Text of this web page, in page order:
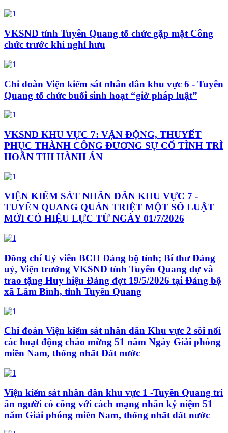
VKSND tỉnh Tuyên Quang tổ chức gặp mặt Công
chức trước khi nghỉ hưu
Chi đoàn Viện kiểm sát nhân dân khu vực 6 - Tuyên
Quang tổ chức buổi sinh hoạt “giờ pháp luật”
VKSND KHU VỰC 7: VẬN ĐỘNG, THUYẾT
PHỤC THÀNH CÔNG ĐƯƠNG SỰ CỐ TÌNH TRÌ
HOÃN THI HÀNH ÁN
VIỆN KIỂM SÁT NHÂN DÂN KHU VỰC 7 -
TUYÊN QUANG QUÁN TRIỆT MỘT SỐ LUẬT
MỚI CÓ HIỆU LỰC TỪ NGÀY 01/7/2026
Đồng chí Uỷ viên BCH Đảng bộ tỉnh; Bí thư Đảng
uỷ, Viện trưởng VKSND tỉnh Tuyên Quang dự và
trao tặng Huy hiệu Đảng đợt 19/5/2026 tại Đảng bộ
xã Lâm Bình, tỉnh Tuyên Quang
Chi đoàn Viện kiểm sát nhân dân Khu vực 2 sôi nổi
các hoạt động chào mừng 51 năm Ngày Giải phóng
miền Nam, thống nhất Đất nước
Viện kiểm sát nhân dân khu vực 1 -Tuyên Quang tri
ân người có công với cách mạng nhân kỷ niệm 51
năm Giải phóng miền Nam, thống nhất đất nước